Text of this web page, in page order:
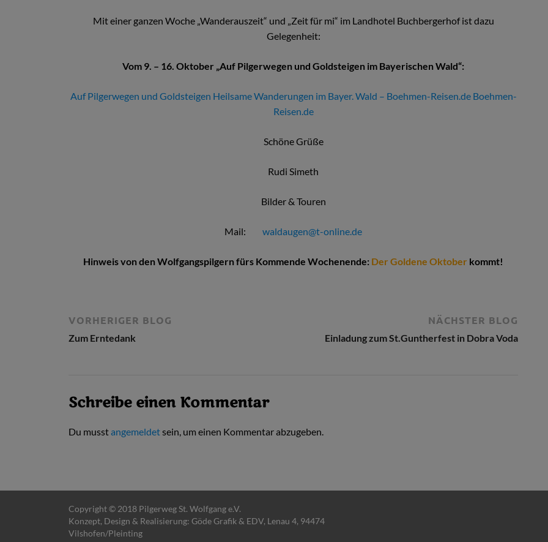
Mit einer ganzen Woche „Wanderauszeit“ und „Zeit für mi“ im Landhotel Buchbergerhof ist dazu
Gelegenheit:
Vom 9. – 16. Oktober „Auf Pilgerwegen und Goldsteigen im Bayerischen Wald“:
Auf Pilgerwegen und Goldsteigen Heilsame Wanderungen im Bayer. Wald – Boehmen-Reisen.de Boehmen-
Reisen.de
Schöne Grüße
Rudi Simeth
Bilder & Touren
Mail: waldaugen@t-online.de
Hinweis von den Wolfgangspilgern fürs Kommende Wochenende: Der Goldene Oktober kommt!
VORHERIGER BLOG
Zum Erntedank
NÄCHSTER BLOG
Einladung zum St.Guntherfest in Dobra Voda
Schreibe einen Kommentar
Du musstangemeldetsein, um einen Kommentar abzugeben.
Copyright © 2018 Pilgerweg St. Wolfgang e.V.
Konzept, Design & Realisierung: Göde Grafik & EDV, Lenau 4, 94474
Vilshofen/Pleinting